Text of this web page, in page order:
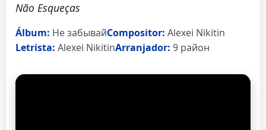
Não Esqueças
Álbum: Не забывайCompositor: Alexei Nikitin
Letrista: Alexei NikitinArranjador: 9 район